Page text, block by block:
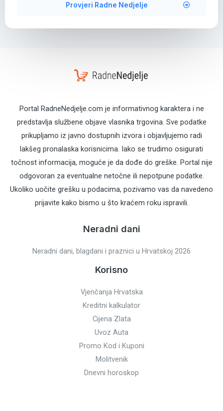
Provjeri Radne Nedjelje
Portal RadneNedjelje.com je informativnog karaktera i ne
predstavlja službene objave vlasnika trgovina. Sve podatke
prikupljamo iz javno dostupnih izvora i objavljujemo radi
lakšeg pronalaska korisnicima. Iako se trudimo osigurati
točnost informacija, moguće je da dođe do greške. Portal nije
odgovoran za eventualne netočne ili nepotpune podatke.
Ukoliko uočite grešku u podacima, pozivamo vas da navedeno
prijavite kako bismo u što kraćem roku ispravili.
Neradni dani
Neradni dani, blagdani i praznici u Hrvatskoj 2026
Korisno
Vjenčanja Hrvatska
Kreditni kalkulator
Cijena Zlata
Uvoz Auta
Promo Kod i Kuponi
Molitvenik
Dnevni horoskop